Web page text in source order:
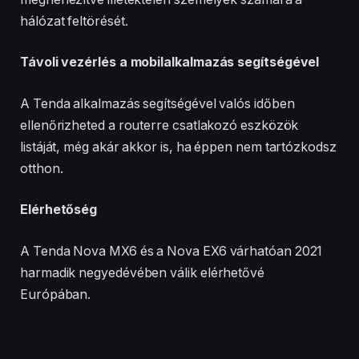
hálózat feltörését.
Távoli vezérlés a mobilalkalmazás segítségével
A Tenda alkalmazás segítségével valós időben
ellenőrizheted a routerre csatlakozó eszközök
listáját, még akár akkor is, ha éppen nem tartózkodsz
otthon.
Elérhetőség
A Tenda Nova MX6 és a Nova EX6 várhatóan 2021
harmadik negyedévében válik elérhetővé
Európában. ​​​​​​​